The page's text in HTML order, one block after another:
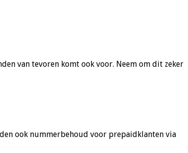
van tevoren komt ook voor. Neem om dit zeker
ook nummerbehoud voor prepaidklanten via